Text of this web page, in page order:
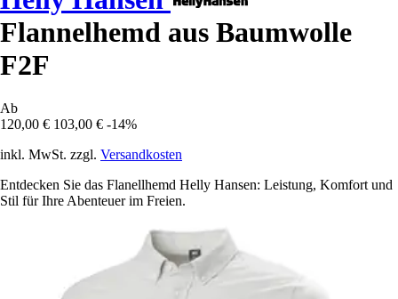
Flannelhemd aus Baumwolle
F2F
Ab
120,00 € 103,00 € -14%
inkl. MwSt. zzgl. Versandkosten
Entdecken Sie das Flanellhemd Helly Hansen: Leistung, Komfort und
Stil für Ihre Abenteuer im Freien.